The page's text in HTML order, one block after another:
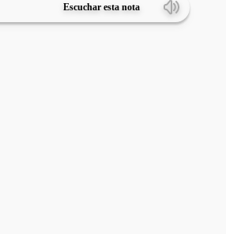
Escuchar esta nota